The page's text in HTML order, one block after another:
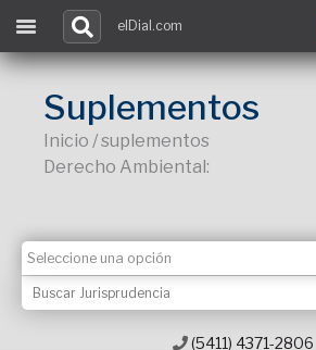
elDial.com
Suplementos
Inicio / suplementos
Derecho Ambiental:
(5411) 4371-2806